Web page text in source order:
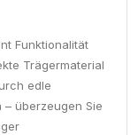
Funktionalität
Trägermaterial
edle
überzeugen Sie